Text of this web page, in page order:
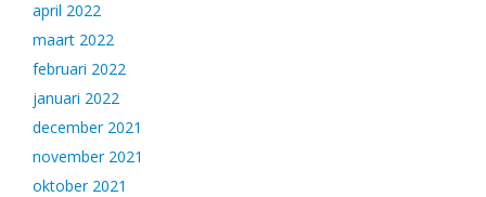
april 2022
maart 2022
februari 2022
januari 2022
december 2021
november 2021
oktober 2021